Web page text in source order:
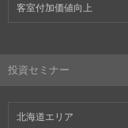
客室付加価値向上
投資セミナー
北海道エリア